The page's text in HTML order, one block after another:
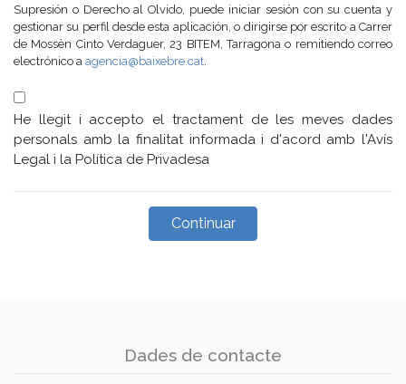
Supresión o Derecho al Olvido, puede iniciar sesión con su cuenta y
gestionar su perfil desde esta aplicación, o dirigirse por escrito a Carrer
de Mossèn Cinto Verdaguer, 23 BITEM, Tarragona o remitiendo correo
electrónico a agencia@baixebre.cat
He llegit i accepto el tractament de les meves dades
personals amb la finalitat informada i d'acord amb l'Avís
Legal i la Política de Privadesa
Dades de contacte